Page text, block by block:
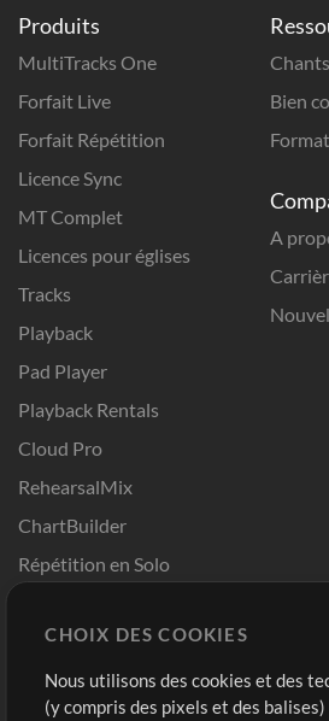
Produits
MultiTracks One
Forfait Live
Forfait Répétition
Licence Sync
MT Complet
Licences pour églises
Tracks
Playback
Pad Player
Playback Rentals
Cloud Pro
RehearsalMix
ChartBuilder
Répétition en Solo
Modèles ProPresenter
Sons
Chants
Bien
A
CHOIX DES COOKIES
Nous utilisons des cookies et des
(y compris des pixels et des